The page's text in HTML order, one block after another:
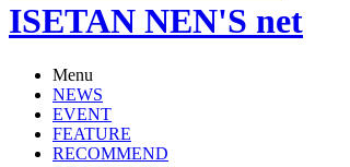
ISETAN NEN'S net
Menu
NEWS
EVENT
FEATURE
RECOMMEND